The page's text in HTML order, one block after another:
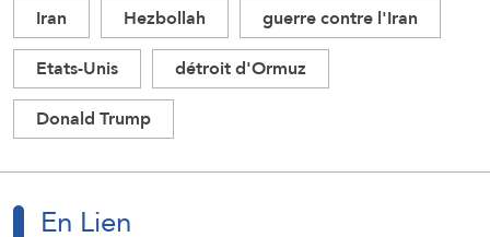
Iran
Hezbollah
guerre contre l'Iran
Etats-Unis
détroit d'Ormuz
Donald Trump
En Lien